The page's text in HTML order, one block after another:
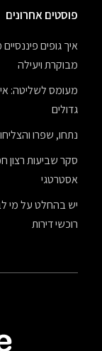
פוסטים אחרונים
איך גופים
מבוקרת ויעילה
מעומס לשליטה:
גדולים
נתחו, שפרו
סקר שביעות רצון
אסטרטגי
יש בהחלט על מי
רוכשי דירות